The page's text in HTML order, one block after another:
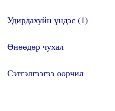
Удирдахуйн үндэс (1)
Өнөөдөр чухал
Сэтгэлгээгээ өөрчил